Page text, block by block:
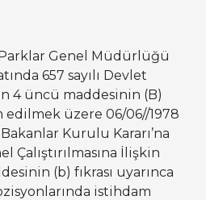
Genel Müdürlüğü
657 sayılı Devlet
4 üncü maddesinin (B)
edilmek üzere 06/06//1978
Kurulu Kararı’na
Çalıştırılmasına İlişkin
(b) fıkrası uyarınca
istihdam